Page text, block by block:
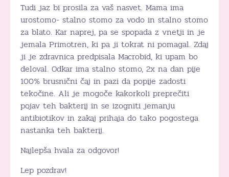
Tudi jaz bi prosila za vaš nasvet. Mama ima
urostomo- stalno stomo za vodo in stalno stomo
za blato. Kar naprej, pa se spopada z vnetji in je
jemala Primotren, ki pa ji tokrat ni pomagal. Zdaj
ji je zdravnica predpisala Macrobid, ki upam bo
deloval. Odkar ima stalno stomo, 2x na dan pije
100% brusnični čaj in pazi da popije zadosti
tekočine. Ali je mogoče kakorkoli preprečiti
pojav teh bakterij in se izogniti jemanju
antibiotikov in zakaj prihaja do tako pogostega
nastanka teh bakterij.
Najlepša hvala za odgovor!
Lep pozdrav!